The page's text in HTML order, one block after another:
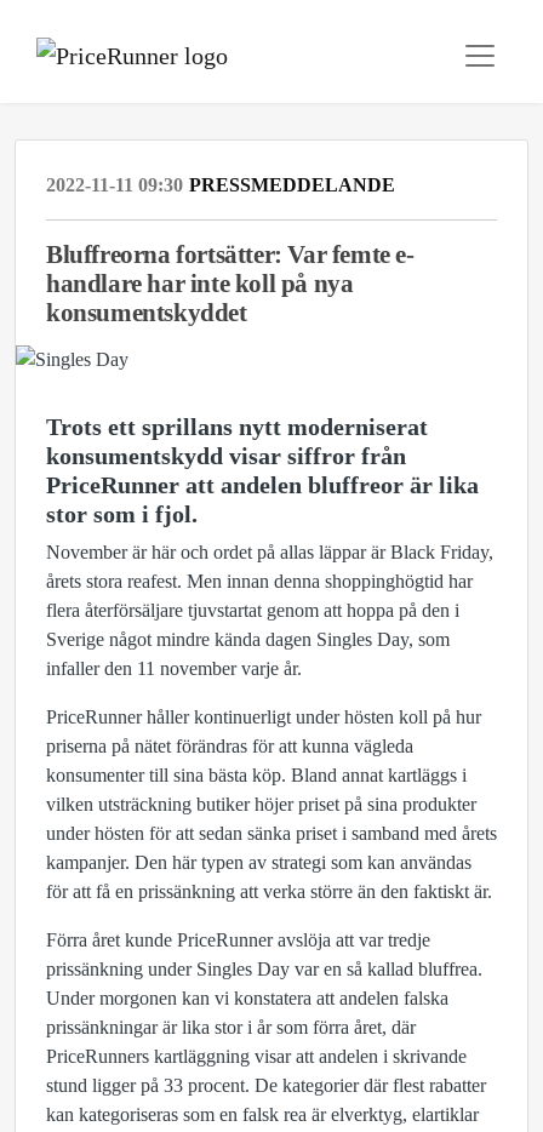
2022-11-11 09:30 PRESSMEDDELANDE
Bluffreorna fortsätter: Var femte e-
handlare har inte koll på nya
konsumentskyddet
Trots ett sprillans nytt moderniserat
konsumentskydd visar siffror från
PriceRunner att andelen bluffreor är lika
stor som i fjol.
November är här och ordet på allas läppar är Black Friday,
årets stora reafest. Men innan denna shoppinghögtid har
flera återförsäljare tjuvstartat genom att hoppa på den i
Sverige något mindre kända dagen Singles Day, som
infaller den 11 november varje år.
PriceRunner håller kontinuerligt under hösten koll på hur
priserna på nätet förändras för att kunna vägleda
konsumenter till sina bästa köp. Bland annat kartläggs i
vilken utsträckning butiker höjer priset på sina produkter
under hösten för att sedan sänka priset i samband med årets
kampanjer. Den här typen av strategi som kan användas
för att få en prissänkning att verka större än den faktiskt är.
Förra året kunde PriceRunner avslöja att var tredje
prissänkning under Singles Day var en så kallad bluffrea.
Under morgonen kan vi konstatera att andelen falska
prissänkningar är lika stor i år som förra året, där
PriceRunners kartläggning visar att andelen i skrivande
stund ligger på 33 procent. De kategorier där flest rabatter
kan kategoriseras som en falsk rea är elverktyg, elartiklar